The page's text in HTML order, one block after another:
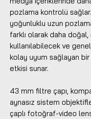
pozlama kontrolü
yoğunluklu uzun
farklı olarak daha doğal,
kullanılabilecek ve
kolay uyum sağlayan bir
etkisi sunar.
43 mm filtre çapı,
aynasız sistem
çaplı fotoğraf-video